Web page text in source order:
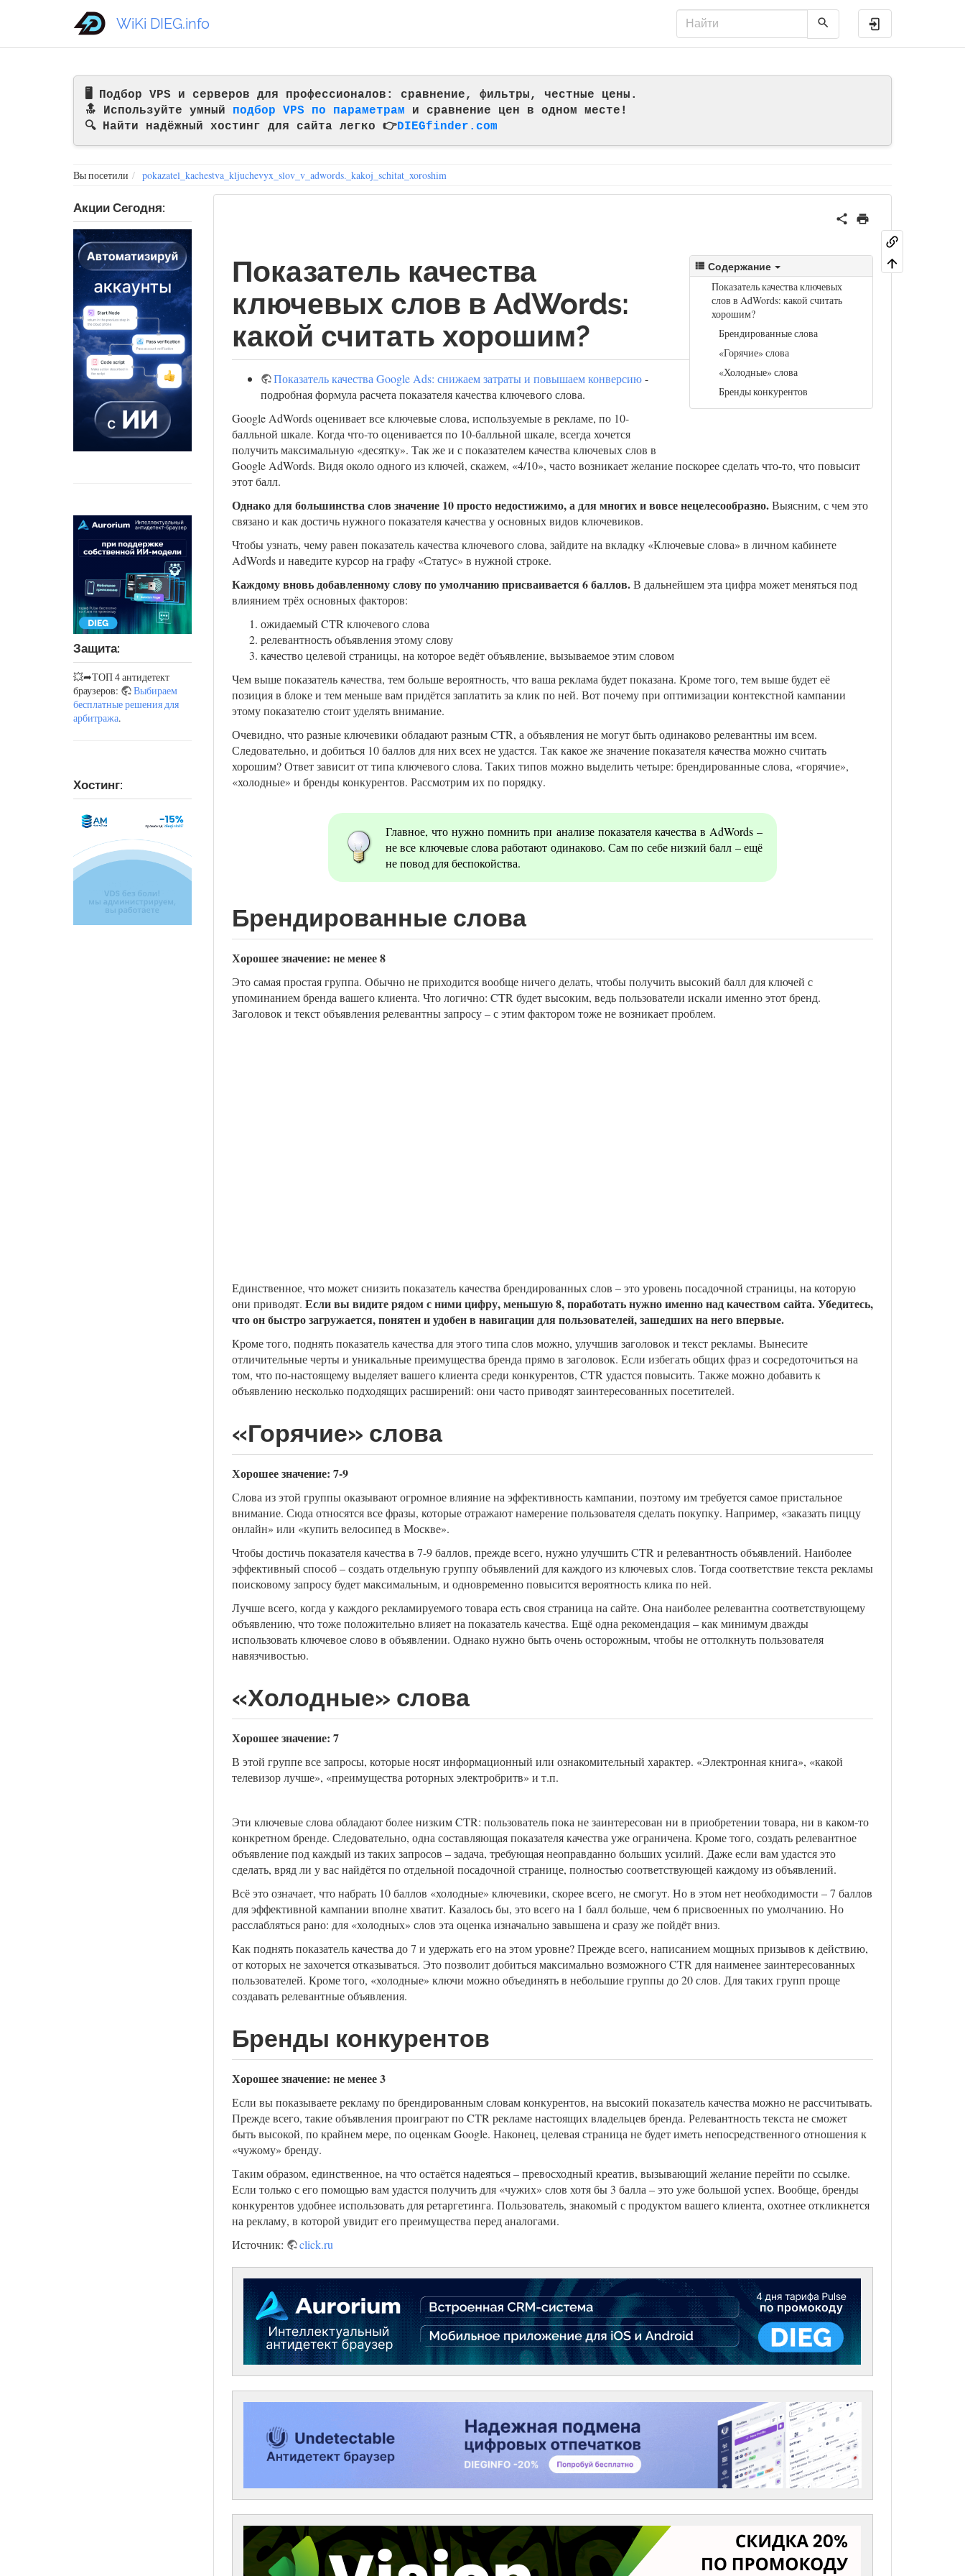
🖥️ Подбор VPS и серверов для профессионалов: сравнение, фильтры, честные цены.
🔝 Используйте умный подбор VPS по параметрам и сравнение цен в одном месте!
🔍 Найти надёжный хостинг для сайта легко 👉DIEGfinder.com
WiKi DIEG.info
Вы посетили pokazatel_kachestva_kljuchevyx_slov_v_adwords._kakoj_schitat_xoroshim
Акции Сегодня:
Защита:
💥➦ТОП 4 антидетект
браузеров:
Выбираем
бесплатные решения для
арбитража.
Хостинг:
Содержание
Показатель качества ключевых
слов в AdWords: какой считать
хорошим?
Брендированные слова
«Горячие» слова
«Холодные» слова
Бренды конкурентов
Показатель качества
ключевых слов в AdWords:
какой считать хорошим?
Показатель качества Google Ads: снижаем затраты и повышаем конверсию-
подробная формула расчета показателя качества ключевого слова.
Google AdWords оценивает все ключевые слова, используемые в рекламе, по 10-
балльной шкале. Когда что-то оценивается по 10-балльной шкале, всегда хочется
получить максимальную «десятку». Так же и с показателем качества ключевых слов в
Google AdWords. Видя около одного из ключей, скажем, «4/10», часто возникает желание поскорее сделать что-то, что повысит
этот балл.
Однако для большинства слов значение 10 просто недостижимо, а для многих и вовсе нецелесообразно.Выясним, с чем это
связано и как достичь нужного показателя качества у основных видов ключевиков.
Чтобы узнать, чему равен показатель качества ключевого слова, зайдите на вкладку «Ключевые слова» в личном кабинете
AdWords и наведите курсор на графу «Статус» в нужной строке.
Каждому вновь добавленному слову по умолчанию присваивается 6 баллов.В дальнейшем эта цифра может меняться под
влиянием трёх основных факторов:
ожидаемый CTR ключевого слова
релевантность объявления этому слову
качество целевой страницы, на которое ведёт объявление, вызываемое этим словом
Чем выше показатель качества, тем больше вероятность, что ваша реклама будет показана. Кроме того, тем выше будет её
позиция в блоке и тем меньше вам придётся заплатить за клик по ней. Вот почему при оптимизации контекстной кампании
этому показателю стоит уделять внимание.
Очевидно, что разные ключевики обладают разным CTR, а объявления не могут быть одинаково релевантны им всем.
Следовательно, и добиться 10 баллов для них всех не удастся. Так какое же значение показателя качества можно считать
хорошим? Ответ зависит от типа ключевого слова. Таких типов можно выделить четыре: брендированные слова, «горячие»,
«холодные» и бренды конкурентов. Рассмотрим их по порядку.
Главное, что нужно помнить при анализе показателя качества в AdWords –
не все ключевые слова работают одинаково. Сам по себе низкий балл – ещё
не повод для беспокойства.
Брендированные слова
Хорошее значение: не менее 8
Это самая простая группа. Обычно не приходится вообще ничего делать, чтобы получить высокий балл для ключей с
упоминанием бренда вашего клиента. Что логично: CTR будет высоким, ведь пользователи искали именно этот бренд.
Заголовок и текст объявления релевантны запросу – с этим фактором тоже не возникает проблем.
Единственное, что может снизить показатель качества брендированных слов – это уровень посадочной страницы, на которую
они приводят. Если вы видите рядом с ними цифру, меньшую 8, поработать нужно именно над качеством сайта. Убедитесь,
что он быстро загружается, понятен и удобен в навигации для пользователей, зашедших на него впервые.
Кроме того, поднять показатель качества для этого типа слов можно, улучшив заголовок и текст рекламы. Вынесите
отличительные черты и уникальные преимущества бренда прямо в заголовок. Если избегать общих фраз и сосредоточиться на
том, что по-настоящему выделяет вашего клиента среди конкурентов, CTR удастся повысить. Также можно добавить к
объявлению несколько подходящих расширений: они часто приводят заинтересованных посетителей.
«Горячие» слова
Хорошее значение: 7-9
Слова из этой группы оказывают огромное влияние на эффективность кампании, поэтому им требуется самое пристальное
внимание. Сюда относятся все фразы, которые отражают намерение пользователя сделать покупку. Например, «заказать пиццу
онлайн» или «купить велосипед в Москве».
Чтобы достичь показателя качества в 7-9 баллов, прежде всего, нужно улучшить CTR и релевантность объявлений. Наиболее
эффективный способ – создать отдельную группу объявлений для каждого из ключевых слов. Тогда соответствие текста рекламы
поисковому запросу будет максимальным, и одновременно повысится вероятность клика по ней.
Лучше всего, когда у каждого рекламируемого товара есть своя страница на сайте. Она наиболее релевантна соответствующему
объявлению, что тоже положительно влияет на показатель качества. Ещё одна рекомендация – как минимум дважды
использовать ключевое слово в объявлении. Однако нужно быть очень осторожным, чтобы не оттолкнуть пользователя
навязчивостью.
«Холодные» слова
Хорошее значение: 7
В этой группе все запросы, которые носят информационный или ознакомительный характер. «Электронная книга», «какой
телевизор лучше», «преимущества роторных электробритв» и т.п.
Эти ключевые слова обладают более низким CTR: пользователь пока не заинтересован ни в приобретении товара, ни в каком-то
конкретном бренде. Следовательно, одна составляющая показателя качества уже ограничена. Кроме того, создать релевантное
объявление под каждый из таких запросов – задача, требующая неоправданно больших усилий. Даже если вам удастся это
сделать, вряд ли у вас найдётся по отдельной посадочной странице, полностью соответствующей каждому из объявлений.
Всё это означает, что набрать 10 баллов «холодные» ключевики, скорее всего, не смогут. Но в этом нет необходимости – 7 баллов
для эффективной кампании вполне хватит. Казалось бы, это всего на 1 балл больше, чем 6 присвоенных по умолчанию. Но
расслабляться рано: для «холодных» слов эта оценка изначально завышена и сразу же пойдёт вниз.
Как поднять показатель качества до 7 и удержать его на этом уровне? Прежде всего, написанием мощных призывов к действию,
от которых не захочется отказываться. Это позволит добиться максимально возможного CTR для наименее заинтересованных
пользователей. Кроме того, «холодные» ключи можно объединять в небольшие группы до 20 слов. Для таких групп проще
создавать релевантные объявления.
Бренды конкурентов
Хорошее значение: не менее 3
Если вы показываете рекламу по брендированным словам конкурентов, на высокий показатель качества можно не рассчитывать.
Прежде всего, такие объявления проиграют по CTR рекламе настоящих владельцев бренда. Релевантность текста не сможет
быть высокой, по крайнем мере, по оценкам Google. Наконец, целевая страница не будет иметь непосредственного отношения к
«чужому» бренду.
Таким образом, единственное, на что остаётся надеяться – превосходный креатив, вызывающий желание перейти по ссылке.
Если только с его помощью вам удастся получить для «чужих» слов хотя бы 3 балла – это уже большой успех. Вообще, бренды
конкурентов удобнее использовать для ретаргетинга. Пользователь, знакомый с продуктом вашего клиента, охотнее откликнется
на рекламу, в которой увидит его преимущества перед аналогами.
Источник:
click.ru